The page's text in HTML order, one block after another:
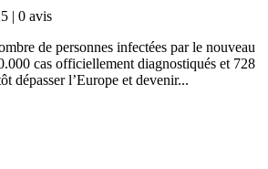
| 0 avis
de personnes infectées par le nouveau
cas officiellement diagnostiqués et 728
dépasser l’Europe et devenir...